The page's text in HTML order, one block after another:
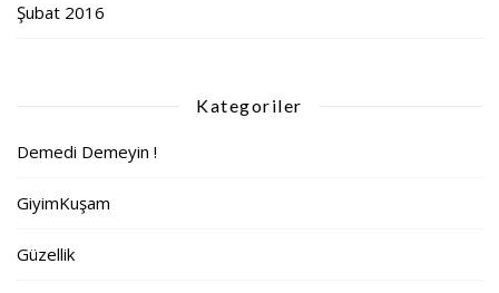
Şubat 2016
Kategoriler
Demedi Demeyin !
GiyimKuşam
Güzellik